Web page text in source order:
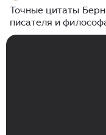
Точные цитаты
писателя и